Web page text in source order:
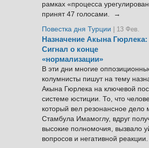
рамках «процесса
принят 47 голосами. →
Повестка дня Турции
| 13 Фев.
Назначение Акына Гюрлека:
Сигнал о конце
«нормализации»
В эти дни многие
колумнисты пишут на тему
Акына Гюрлека на ключевой
системе юстиции. То, что
который вел резонансное дело
Стамбула Имамоглу, вдруг
высокие полномочия, вызвало
вопросов и негативной